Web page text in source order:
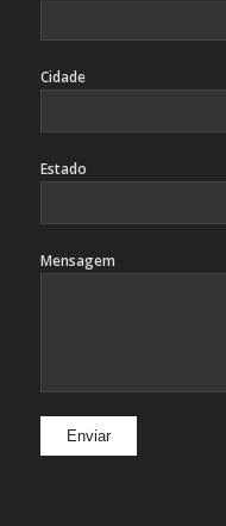
Cidade
Estado
Mensagem